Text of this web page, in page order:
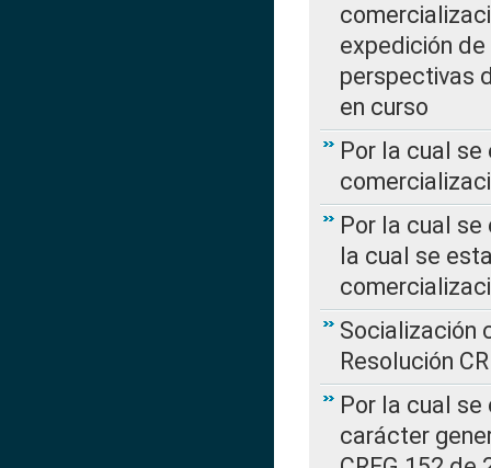
expedición de
perspectivas
en curso
Por la cual
Por la cual se
la cual se
Socialización
Resolución
Por la cual
carácter